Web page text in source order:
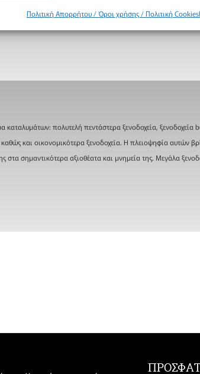
Πολιτική Απορρήτου / Όροι χρήσης / Πολιτική Cookies
από αυτές είναι: Φθινόπωρο (Σεπτέμβριος - Οκτώβριος -
της χώρας διεξάγεται κάθε
πολυτελή πεντάστερα ξενοδοχεία, ξενοδοχεία
και οικονομικότερα ξενοδοχεία. Η πλειοψηφία αυτών
σημαντικότερα αξιοθέατα και μνημεία της. Μεγάλα